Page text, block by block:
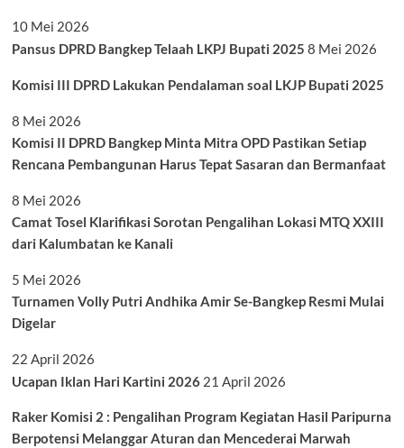
10 Mei 2026
Pansus DPRD Bangkep Telaah LKPJ Bupati 2025 8 Mei 2026
Komisi III DPRD Lakukan Pendalaman soal LKJP Bupati 2025
8 Mei 2026
Komisi II DPRD Bangkep Minta Mitra OPD Pastikan Setiap
Rencana Pembangunan Harus Tepat Sasaran dan Bermanfaat
8 Mei 2026
Camat Tosel Klarifikasi Sorotan Pengalihan Lokasi MTQ XXIII
dari Kalumbatan ke Kanali
5 Mei 2026
Turnamen Volly Putri Andhika Amir Se-Bangkep Resmi Mulai
Digelar
22 April 2026
Ucapan Iklan Hari Kartini 2026 21 April 2026
Raker Komisi 2 : Pengalihan Program Kegiatan Hasil Paripurna
Berpotensi Melanggar Aturan dan Mencederai Marwah